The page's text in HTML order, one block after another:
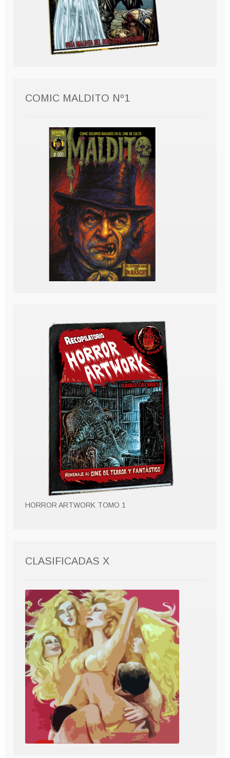
COMIC MALDITO Nº1
HORROR ARTWORK TOMO 1
CLASIFICADAS X